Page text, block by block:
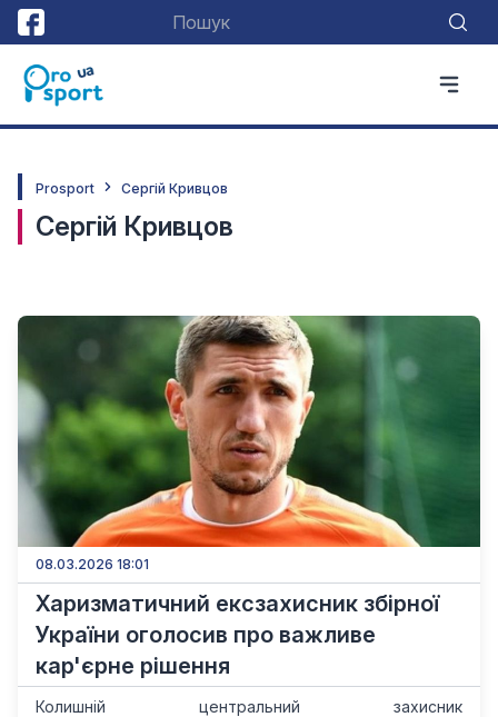
Prosport Сергій Кривцов
Сергій Кривцов
08.03.2026 18:01
Харизматичний ексзахисник збірної
України оголосив про важливе
кар'єрне рішення
Колишній центральний захисник